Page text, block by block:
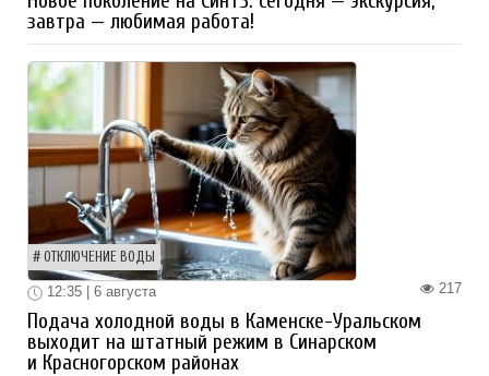
завтра — любимая работа!
ОТКЛЮЧЕНИЕ ВОДЫ
217
12:35 | 6 августа
Подача холодной воды в Каменске-Уральском
выходит на штатный режим в Синарском
и Красногорском районах